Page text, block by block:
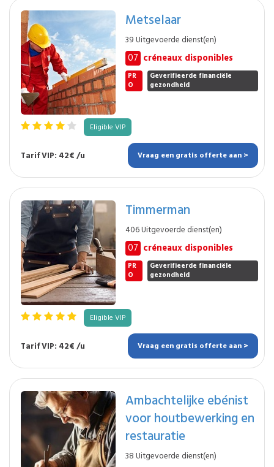
Metselaar
39 Uitgevoerde dienst(en)
07 créneaux disponibles
PR
O
Geverifieerde financiële
gezondheid
Eligible VIP
Tarif VIP: 42€ /u Vraag een gratis offerte aan >
Timmerman
406 Uitgevoerde dienst(en)
07 créneaux disponibles
PR
O
Geverifieerde financiële
gezondheid
Eligible VIP
Tarif VIP: 42€ /u Vraag een gratis offerte aan >
Ambachtelijke ebénist
voor houtbewerking en
restauratie
38 Uitgevoerde dienst(en)